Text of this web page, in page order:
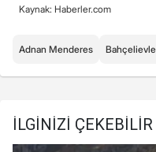
Kaynak: Haberler.com
Adnan Menderes